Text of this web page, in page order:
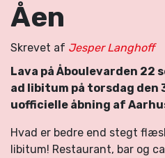
Åen
Skrevet af Jesper Langhoff
Lava på Åboulevarden
ad libitum på torsdag den
uofficielle åbning af
Hvad er bedre end stegt
libitum! Restaurant, bar og